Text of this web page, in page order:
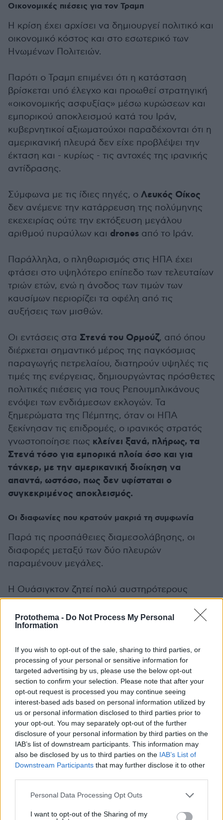
Protothema - Do Not Process My Personal
Information
If you wish to opt-out of the sale, sharing to third parties, or
processing of your personal or sensitive information for
targeted advertising by us, please use the below opt-out
section to confirm your selection. Please note that after your
opt-out request is processed you may continue seeing
interest-based ads based on personal information utilized by
us or personal information disclosed to third parties prior to
your opt-out. You may separately opt-out of the further
disclosure of your personal information by third parties on the
IAB’s list of downstream participants. This information may
also be disclosed by us to third parties on the IAB’s List of
Downstream Participants that may further disclose it to other
Please note that this website/app uses one or more Google
not limited to your visit or usage behaviour. You may click to
Personal Data Processing Opt Outs
I want to opt-out of the Sharing of my
Οικονομικές πιέσεις για τον Τραμπ
Η κρίση έχει αρχίσει να δημιουργεί πολιτικό και
οικονομικό κόστος και στο εσωτερικό των
Ηνωμένων Πολιτειών.
Παρότι ο Τραμπ επιμένει ότι η κατάσταση
βρίσκεται υπό έλεγχο και προωθεί στρατηγική
«οικονομικής ασφυξίας» μέσω κυρώσεων και
εμπορικού αποκλεισμού κατά του Ιράν,
κυβερνητικοί αξιωματούχοι παραδέχονται ότι η
αμερικανική πλευρά δεν είχε προβλέψει την
έκταση και - κυρίως - τις αντοχές της ιρανικής
αντίδρασης.
Σύμφωνα με τις ίδιες πηγές, ο Λευκός Οίκος
δεν ανέμενε την κατάρρευση της πολύμηνης
εκεχειρίας ούτε την εκτόξευση μεγάλου
αριθμού πυραύλων και drones από το Ιράν.
Παράλληλα, ο πληθωρισμός στις ΗΠΑ έχει
φτάσει στο υψηλότερο επίπεδο των τελευταίων
τριών ετών, ενώ η άνοδος των τιμών των
καυσίμων περιορίζει τα οφέλη από τις
αυξήσεις των μισθών.
Οι εντάσεις στα Στενά του Ορμούζ, από όπου
διέρχεται σημαντικό μέρος της παγκόσμιας
παραγωγής πετρελαίου, διατηρούν υψηλές τις
τιμές της ενέργειας, δημιουργώντας πρόσθετες
πολιτικές πιέσεις για τους Ρεπουμπλικάνους
ενόψει των ενδιάμεσων εκλογών. Τα
ξημερώματα της Πέμπτης, όταν οι ΗΠΑ
ξεκίνησαν τις επιδρομές, ο ιρανικός στρατός
γνωστοποίησε πως κλείνει ξανά, πλήρως, τα
Στενά τόσο για εμπορικά πλοία όσο και για
τάνκερ, με την αμερικανική διοίκηση να
απαντά, ωστόσο, πως δεν υφίσταται ο
συγκεκριμένος αποκλεισμός.
Οι διαφωνίες που κρατούν μακριά τη συμφωνία
Παρά τις προσπάθειες διαμεσολάβησης, οι
διαφορές μεταξύ των δύο πλευρών
παραμένουν μεγάλες.
Η Ουάσιγκτον ζητεί πολύ αυστηρότερους
όρους από εκείνους που προέβλεπε η πυρηνική
συμφωνία του 2015, συμπεριλαμβανομένης της
καταστροφής των αποθεμάτων
του εμπλουτισμού για τουλάχιστον μία
δεκαετία.
Από την άλλη πλευρά, η Τεχεράνη απαιτεί άρση
των κυρώσεων και αποδέσμευση
δισεκατομμυρίων δολαρίων σε δεσμευμένα
περιουσιακά στοιχεία προτού ξεκινήσει
ουσιαστικές διαπραγματεύσεις.
Αναλυτές προειδοποιούν ότι η σημερινή
φαύλο κύκλο συγκρούσεων, καθώς καμία από
τις δύο πλευρές δεν επιθυμεί έναν